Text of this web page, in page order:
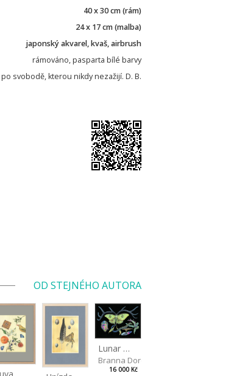
40 x 30 cm (rám)
24 x 17 cm (malba)
japonský akvarel, kvaš, airbrush
rámováno, pasparta bílé barvy
svobodě, kterou nikdy nezažijí. D. B.
OD STEJNÉHO AUTORA
Lunar Moth
Branna Dorota
16 000 Kč